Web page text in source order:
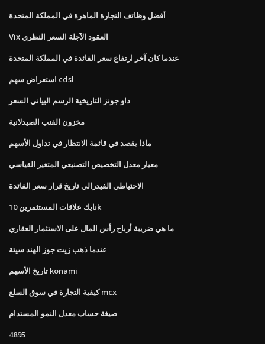
أفضل وظائف التجارة الماهرة في المملكة المتحدة
Vix العقود الآجلة السعر النظري
عندما كان آخر ارتفاع سعر الفائدة في المملكة المتحدة
استعراض سهم cdsl
داو جونز التاريخية الرسم البياني السعر
مخزون القنب الصيدلانية
ماذا يقصد في قائمة الانتظار في تداول الأسهم
معيار معدل التخصيص التصنيعي المتغير القياسي
الاحتياطي الفيدرالي تاريخ قرار سعر الفائدة
نايك علاقات المستثمرين 10k
ما هي ضريبة أرباح رأس المال على الاستثمار العقاري
عندما ذهب زيت جوز الهند سيئة
تاريخ الأسهم konami
كيفية التجارة في سوق السلع mcx
صيغة حساب معدل النمو المستدام
4895